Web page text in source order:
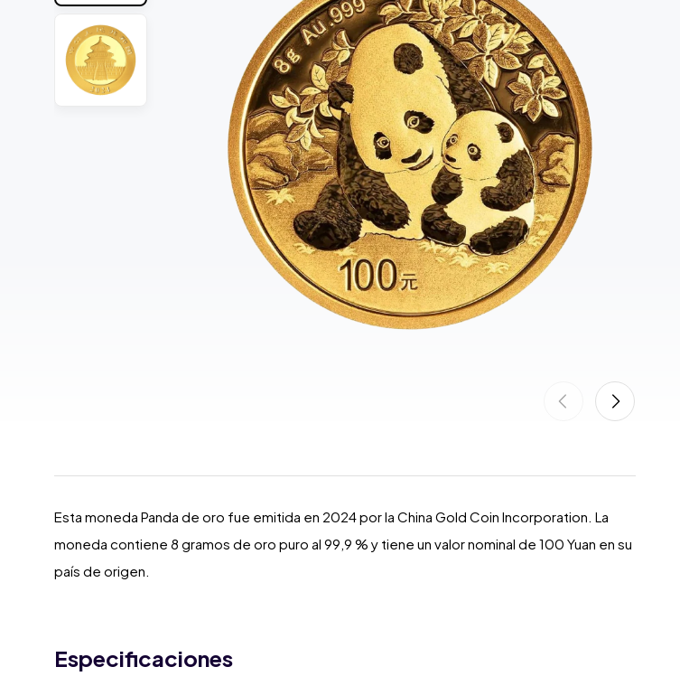
Esta moneda Panda de oro fue emitida en 2024 por la China Gold Coin Incorporation. La
moneda contiene 8 gramos de oro puro al 99,9 % y tiene un valor nominal de 100 Yuan en su
país de origen.
Especificaciones